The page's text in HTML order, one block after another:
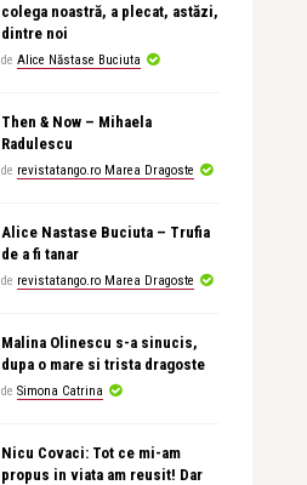
colega noastră, a plecat, astăzi,
dintre noi
de Alice Năstase Buciuta
Then & Now – Mihaela
Radulescu
de revistatango.ro Marea Dragoste
Alice Nastase Buciuta – Trufia
de a fi tanar
de revistatango.ro Marea Dragoste
Malina Olinescu s-a sinucis,
dupa o mare si trista dragoste
de Simona Catrina
Nicu Covaci: Tot ce mi-am
propus in viata am reusit! Dar